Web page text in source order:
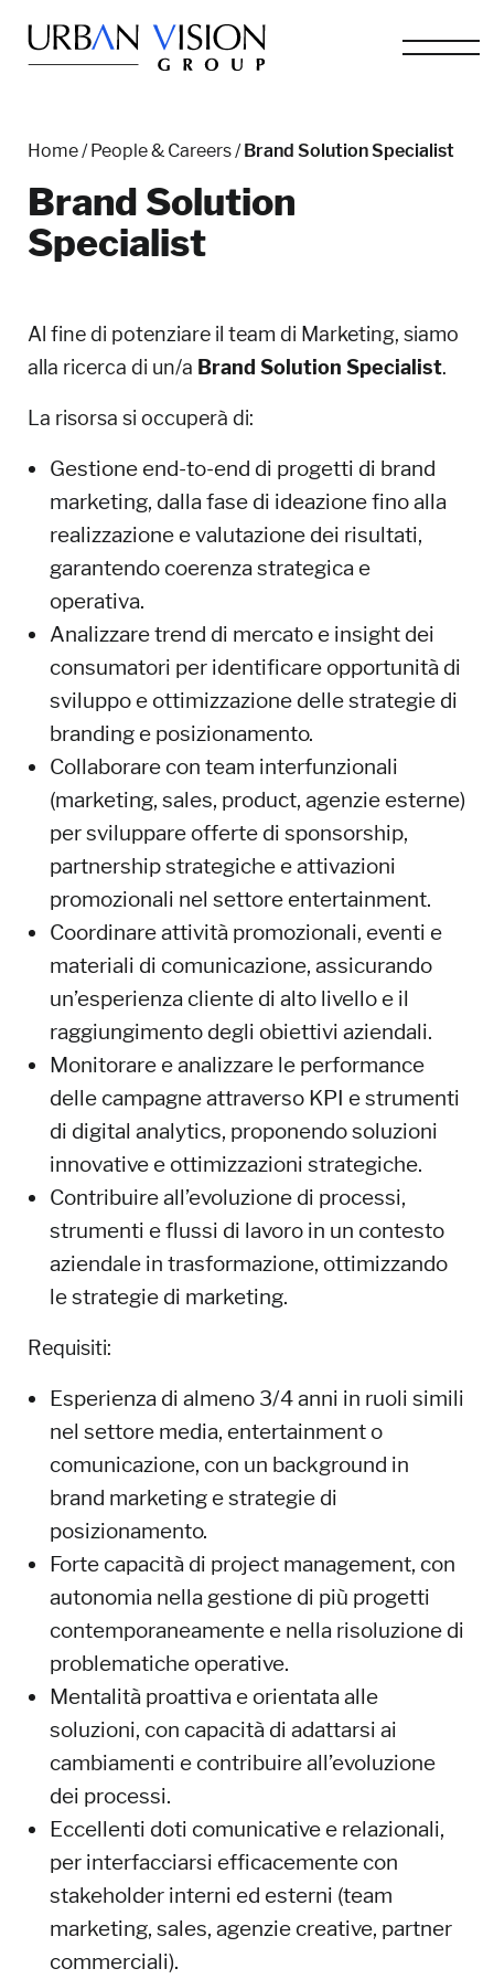
Home/ People & Careers/ Brand Solution Specialist
Brand Solution
Specialist
Al fine di potenziare il team di Marketing, siamo
alla ricerca di un/a Brand Solution Specialist.
La risorsa si occuperà di:
Gestione end-to-end di progetti di brand
marketing, dalla fase di ideazione fino alla
realizzazione e valutazione dei risultati,
garantendo coerenza strategica e
operativa.
Analizzare trend di mercato e insight dei
consumatori per identificare opportunità di
sviluppo e ottimizzazione delle strategie di
branding e posizionamento.
Collaborare con team interfunzionali
(marketing, sales, product, agenzie esterne)
per sviluppare offerte di sponsorship,
partnership strategiche e attivazioni
promozionali nel settore entertainment.
Coordinare attività promozionali, eventi e
materiali di comunicazione, assicurando
un’esperienza cliente di alto livello e il
raggiungimento degli obiettivi aziendali.
Monitorare e analizzare le performance
delle campagne attraverso KPI e strumenti
di digital analytics, proponendo soluzioni
innovative e ottimizzazioni strategiche.
Contribuire all’evoluzione di processi,
strumenti e flussi di lavoro in un contesto
aziendale in trasformazione, ottimizzando
le strategie di marketing.
Requisiti:
Esperienza di almeno 3/4 anni in ruoli simili
nel settore media, entertainment o
comunicazione, con un background in
brand marketing e strategie di
posizionamento.
Forte capacità di project management, con
autonomia nella gestione di più progetti
contemporaneamente e nella risoluzione di
problematiche operative.
Mentalità proattiva e orientata alle
soluzioni, con capacità di adattarsi ai
cambiamenti e contribuire all’evoluzione
dei processi.
Eccellenti doti comunicative e relazionali,
per interfacciarsi efficacemente con
stakeholder interni ed esterni (team
marketing, sales, agenzie creative, partner
commerciali).